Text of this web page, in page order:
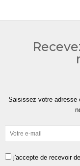
Saisissez votre adresse
j'accepte de recevoir